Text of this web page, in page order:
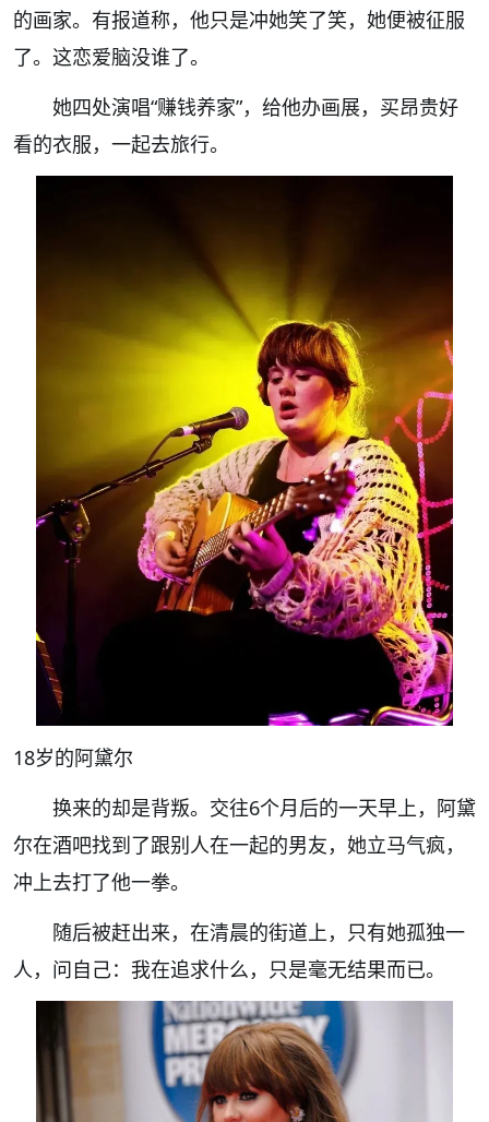
的画家。有报道称，他只是冲她笑了笑，她便被征服
了。这恋爱脑没谁了。
她四处演唱“赚钱养家”，给他办画展，买昂贵好
看的衣服，一起去旅行。
18岁的阿黛尔
换来的却是背叛。交往6个月后的一天早上，阿黛
尔在酒吧找到了跟别人在一起的男友，她立马气疯，
冲上去打了他一拳。
随后被赶出来，在清晨的街道上，只有她孤独一
人，问自己：我在追求什么，只是毫无结果而已。